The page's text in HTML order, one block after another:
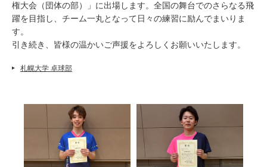
権大会（団体の部）」に出場します。全国の舞台でのさらなる飛
躍を目指し、チーム一丸となって日々の練習に励んでまいりま
す。
引き続き、皆様の温かいご声援をよろしくお願いいたします。
札幌大学 卓球部